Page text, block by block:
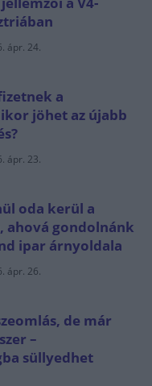
ápr. 24.
a
jöhet az újabb
ápr. 23.
oda kerül a
ahová gondolnánk
ipar árnyoldala
ápr. 26.
de már
–
süllyedhet